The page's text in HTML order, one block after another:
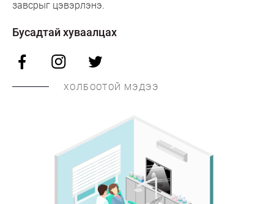
завсрыг цэвэрлэнэ.
Бусадтай хуваалцах
ХОЛБООТОЙ МЭДЭЭ